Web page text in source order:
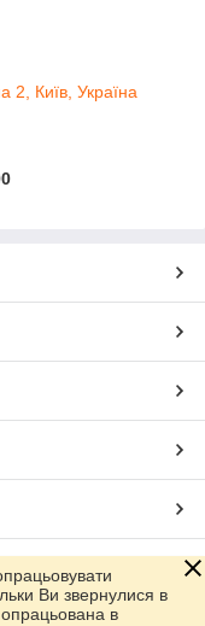
2, Київ, Україна
Ви звернулися в
в